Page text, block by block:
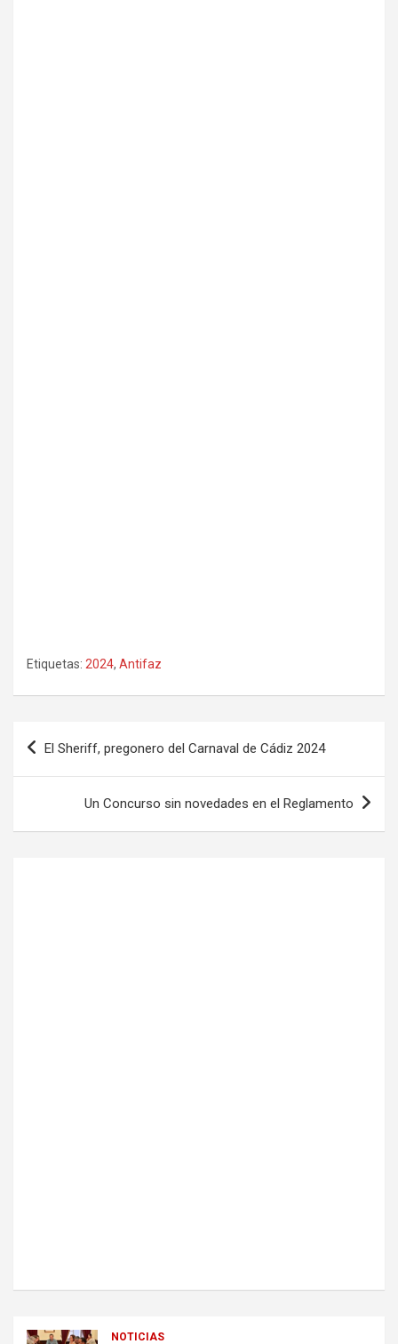
Etiquetas: 2024, Antifaz
Navegación
entradas
El Sheriff, pregonero del Carnaval de Cádiz 2024
Un Concurso sin novedades en el Reglamento
NOTICIAS